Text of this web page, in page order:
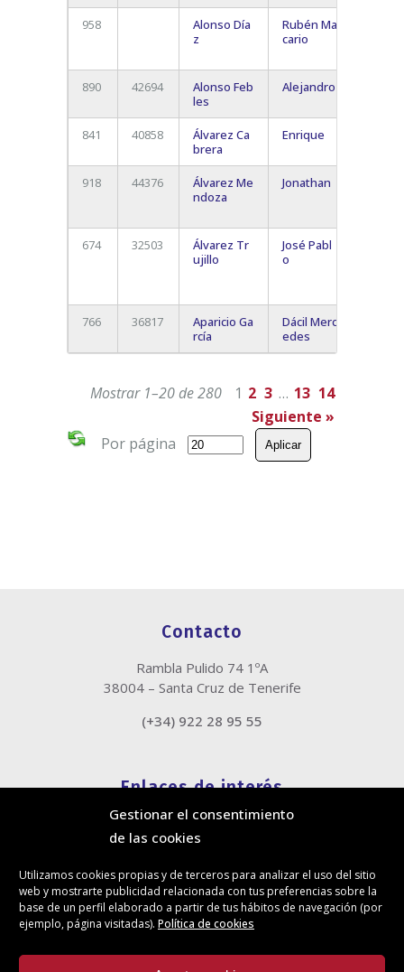
Gestionar el consentimiento
de las cookies
Utilizamos cookies propias y de terceros para analizar el uso del sitio
web y mostrarte publicidad relacionada con tus preferencias sobre la
base de un perfil elaborado a partir de tus hábitos de navegación (por
ejemplo, página visitadas). Política de cookies
958
Alonso Día
z
Rubén Ma
cario
890 42694
Alonso Feb
les
Alejandro
841 40858
Álvarez Ca
brera
Enrique
918 44376
Álvarez Me
ndoza
Jonathan
674 32503
Álvarez Tr
ujillo
José Pabl
o
766 36817
Aparicio Ga
rcía
Dácil Merc
edes
Mostrar 1–20 de 280 1 2 3 … 13 14
Siguiente »
Por página
Contacto
Rambla Pulido 74 1ºA
38004 – Santa Cruz de Tenerife
(+34) 922 28 95 55
Enlaces de interés
Política de cookies
Política de privacidad
Canal de denuncias
Protección de privacidad en redes sociales